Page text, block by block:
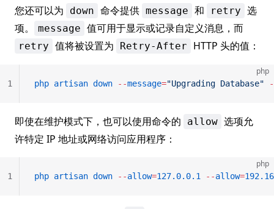
您还可以为 down 命令提供 message 和 retry 选
项。
message 值可用于显示或记录自定义消息，而
retry 值将被设置为 Retry-After HTTP 头的值：
php
php artisan down --message="Upgrading Database"
1
即使在维护模式下，也可以使用命令的 allow 选项允
许特定 IP 地址或网络访问应用程序：
php
php artisan down --allow=127.0.0.1 --allow=
1